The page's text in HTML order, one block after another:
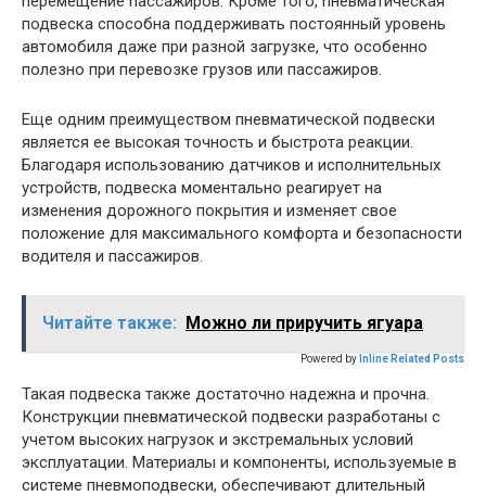
подвеска способна поддерживать постоянный уровень
автомобиля даже при разной загрузке, что особенно
полезно при перевозке грузов или пассажиров.
Еще одним преимуществом пневматической подвески
является ее высокая точность и быстрота реакции.
Благодаря использованию датчиков и исполнительных
устройств, подвеска моментально реагирует на
изменения дорожного покрытия и изменяет свое
положение для максимального комфорта и безопасности
водителя и пассажиров.
Читайте также: Можно ли приручить ягуара
Powered by Inline Related Posts
Такая подвеска также достаточно надежна и прочна.
Конструкции пневматической подвески разработаны с
учетом высоких нагрузок и экстремальных условий
эксплуатации. Материалы и компоненты, используемые в
системе пневмоподвески, обеспечивают длительный